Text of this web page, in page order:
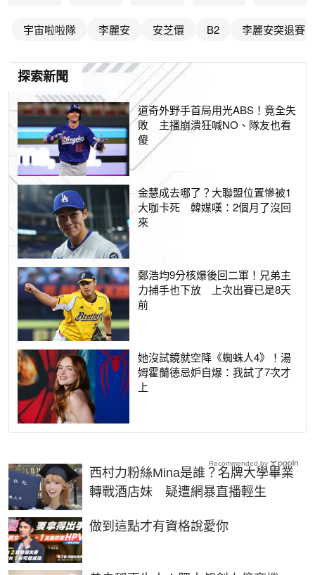
宇宙啦啦隊 李麗安 安芝儇 B2 李麗安突退賽
探索新聞
道奇外野手首局用光ABS！竟全失
敗 主播崩潰狂喊NO、隊友也看
傻
金慧成去哪了？大聯盟位置慘被1
大咖卡死 韓媒嘆：2個月了沒回
來
鄭浩均9分核爆後回二軍！兄弟主
力捕手也下放 上次出賽已是8天
前
她沒試鏡就空降《蜘蛛人4》！湯
姆霍蘭德忌妒自爆：我試了7次才
上
西村力粉絲Mina是誰？名牌大學畢業
轉戰酒店妹 疑遭網暴直播輕生
做到這點才有資格說愛你
PR
Recommended by